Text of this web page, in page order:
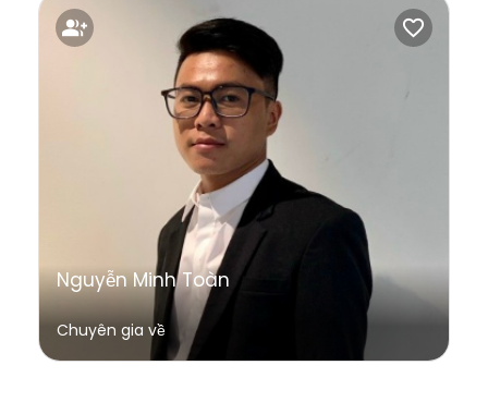
favorite_border
group_add
Nguyễn Minh Toàn
Chuyên gia về